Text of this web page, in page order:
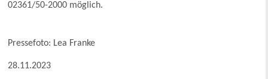
02361/50-2000 möglich.
Pressefoto: Lea Franke
28.11.2023